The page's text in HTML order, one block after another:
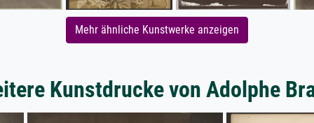
Mehr ähnliche Kunstwerke anzeigen
Kunstdrucke von Adolphe